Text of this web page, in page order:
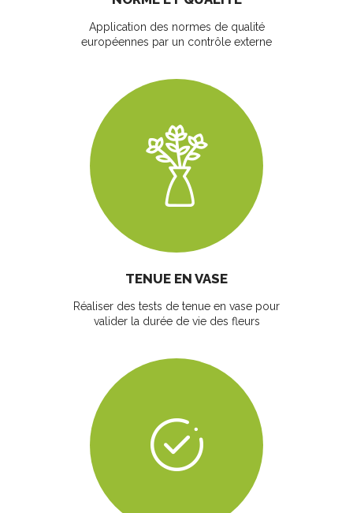
Application des normes de qualité
européennes par un contrôle externe
TENUE EN VASE
Réaliser des tests de tenue en vase pour
valider la durée de vie des fleurs